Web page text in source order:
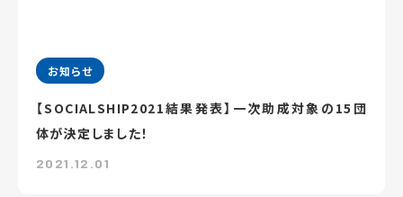
お知らせ
【SOCIALSHIP2021結果発表】一次助成対象の15団
体が決定しました！
2021.12.01